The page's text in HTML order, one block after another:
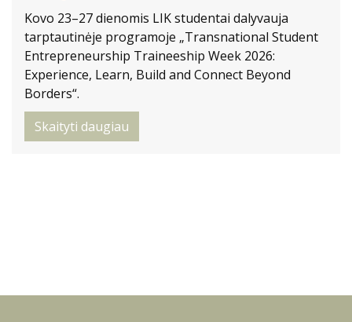
Kovo 23–27 dienomis LIK studentai dalyvauja
tarptautinėje programoje „Transnational Student
Entrepreneurship Traineeship Week 2026:
Experience, Learn, Build and Connect Beyond
Borders“.
Skaityti daugiau